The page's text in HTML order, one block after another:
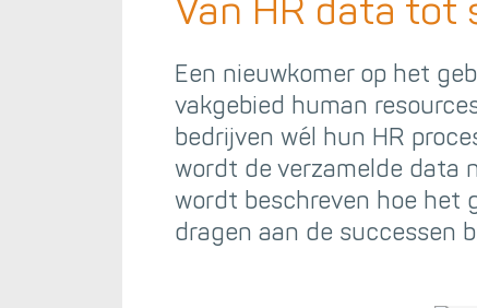
Van HR data tot
Een nieuwkomer op het
vakgebied human
bedrijven wél hun HR
wordt de verzamelde data
wordt beschreven hoe het
dragen aan de successen